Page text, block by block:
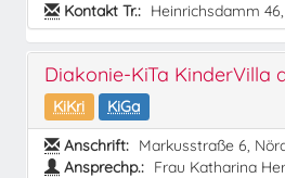
Kontakt Tr.: Heinrichsdamm
Diakonie-KiTa KinderVilla
KiKri
KiGa
Anschrift: Markusstraße 6,
Ansprechp.: Frau Katharina